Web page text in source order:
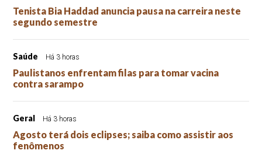
Tenista Bia Haddad anuncia pausa na carreira neste
segundo semestre
Saúde Há 3 horas
Paulistanos enfrentam filas para tomar vacina
contra sarampo
Geral Há 3 horas
Agosto terá dois eclipses; saiba como assistir aos
fenômenos